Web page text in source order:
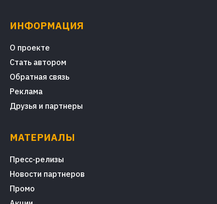
ИНФОРМАЦИЯ
О проекте
Стать автором
Обратная связь
Реклама
Друзья и партнеры
МАТЕРИАЛЫ
Пресс-релизы
Новости партнеров
Промо